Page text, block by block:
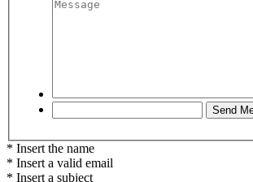
* Insert the name
* Insert a valid email
* Insert a subject